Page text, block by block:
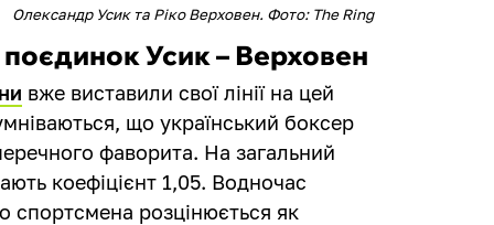
Олександр Усик та Ріко Верховен. Фото: The Ring
Усик – Верховен
вже виставили свої лінії на цей
що український боксер
фаворита. На загальний
коефіцієнт 1,05. Водночас
спортсмена розцінюється як